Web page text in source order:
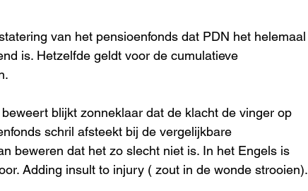
van het pensioenfonds dat PDN het helemaal
is. Hetzelfde geldt voor de cumulatieve
blijkt zonneklaar dat de klacht de vinger op
schril afsteekt bij de vergelijkbare
beweren dat het zo slecht niet is. In het Engels is
Adding insult to injury ( zout in de wonde strooien).